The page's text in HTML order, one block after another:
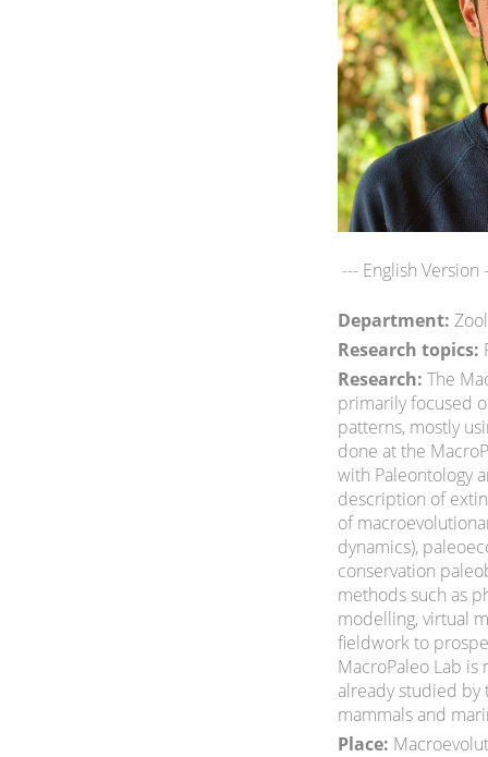
--- English Version
Department:
Research topics:
Research: The
primarily focused
patterns, mostly
done at the
with Paleontology
description of
of
dynamics),
conservation
methods such as
modelling, virtual
fieldwork to
MacroPaleo Lab
already studied by
mammals and
Place: